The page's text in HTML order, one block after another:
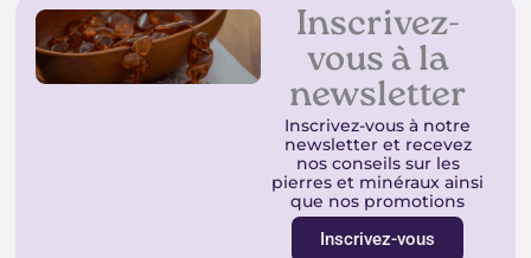
Inscrivez-
vous à la
newsletter
Inscrivez-vous à notre
newsletter et recevez
nos conseils sur les
pierres et minéraux ainsi
que nos promotions
Inscrivez-vous